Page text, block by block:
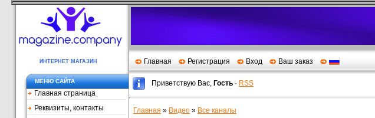
ИНТЕРНЕТ МАГАЗИН Главная Регистрация Вход Ваш заказ
МЕНЮ САЙТА
Главная страница
Реквизиты, контакты
Приветствую Вас, Гость · RSS
Главная » Видео » Все каналы